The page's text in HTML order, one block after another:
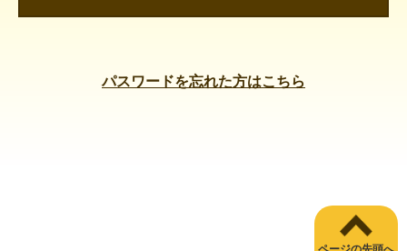
パスワードを忘れた方はこちら